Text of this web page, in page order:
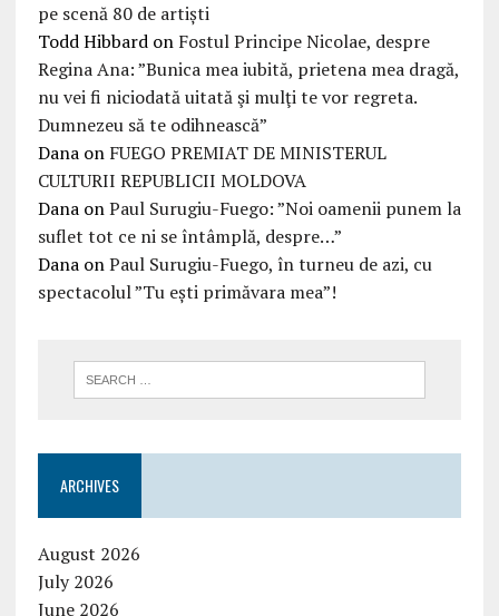
pe scenă 80 de artiști
Todd Hibbardon Fostul Principe Nicolae, despre
Regina Ana: ”Bunica mea iubită, prietena mea dragă,
nu vei fi niciodată uitată şi mulţi te vor regreta.
Dumnezeu să te odihnească”
Danaon FUEGO PREMIAT DE MINISTERUL
CULTURII REPUBLICII MOLDOVA
DanaonPaul Surugiu-Fuego: ”Noi oamenii punem la
suflet tot ce ni se întâmplă, despre…”
DanaonPaul Surugiu-Fuego, în turneu de azi, cu
spectacolul ”Tu ești primăvara mea”!
ARCHIVES
August 2026
July 2026
June 2026